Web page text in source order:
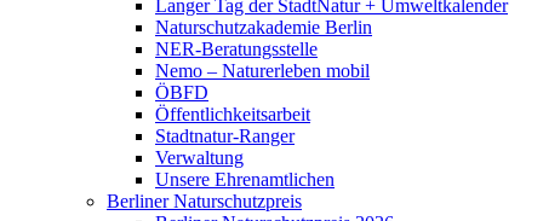
Langer Tag der StadtNatur + Umweltkalender
Naturschutzakademie Berlin
NER-Beratungsstelle
Nemo – Naturerleben mobil
ÖBFD
Öffentlichkeitsarbeit
Stadtnatur-Ranger
Verwaltung
Unsere Ehrenamtlichen
Berliner Naturschutzpreis